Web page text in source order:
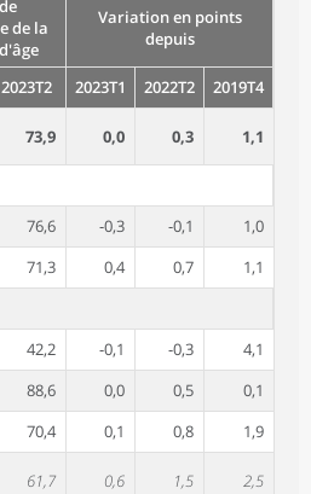
de la
Variation en points
depuis
2023T2 2023T1 2022T2
2019T4
73,9 0,0 0,3 1,1
76,6 -0,3 -0,1
1,0
71,3 0,4 0,7
1,1
42,2 -0,1 -0,3
4,1
88,6 0,0 0,5
0,1
70,4 0,1 0,8
1,9
61,7 0,6 1,5 2,5